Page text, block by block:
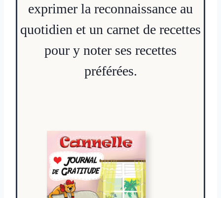
exprimer la reconnaissance au
quotidien et un carnet de recettes
pour y noter ses recettes
préférées.